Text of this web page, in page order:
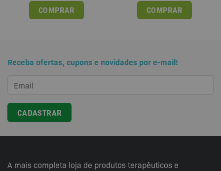
COMPRAR COMPRAR
Este
variantes.
página
Receba ofertas, cupons e novidades por e-mail!
A mais completa loja de produtos terapêuticos e